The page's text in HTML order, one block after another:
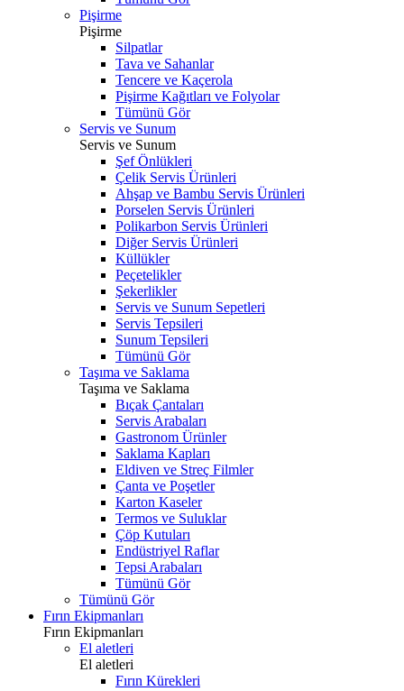
Pişirme
Pişirme
Silpatlar
Tava ve Sahanlar
Tencere ve Kaçerola
Pişirme Kağıtları ve Folyolar
Tümünü Gör
Servis ve Sunum
Servis ve Sunum
Şef Önlükleri
Çelik Servis Ürünleri
Ahşap ve Bambu Servis Ürünleri
Porselen Servis Ürünleri
Polikarbon Servis Ürünleri
Diğer Servis Ürünleri
Küllükler
Peçetelikler
Şekerlikler
Servis ve Sunum Sepetleri
Servis Tepsileri
Sunum Tepsileri
Tümünü Gör
Taşıma ve Saklama
Taşıma ve Saklama
Bıçak Çantaları
Servis Arabaları
Gastronom Ürünler
Saklama Kapları
Eldiven ve Streç Filmler
Çanta ve Poşetler
Karton Kaseler
Termos ve Suluklar
Çöp Kutuları
Endüstriyel Raflar
Tepsi Arabaları
Tümünü Gör
Tümünü Gör
Fırın Ekipmanları
Fırın Ekipmanları
El aletleri
El aletleri
Fırın Kürekleri